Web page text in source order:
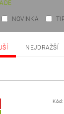
NOVINKA
NEJDRAŽŠÍ
Kód: